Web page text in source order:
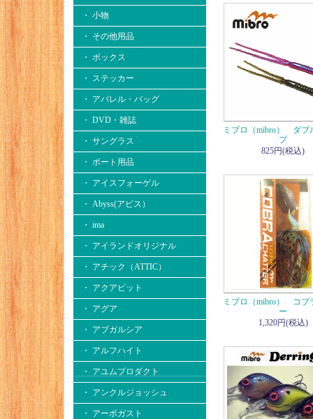
・ 小物
・ その他用品
・ ボックス
・ ステッカー
・ アパレル・バッグ
・ DVD・雑誌
・ サングラス
・ ボート用品
・ アイスフォーゲル
・ Abyss(アビス）
・ ima
・ アイランドオリジナル
・ アチック（ATTIC）
・ アクアビット
・ アグア
・ アブガルシア
・ アルフハイト
・ アユムプロダクト
・ アンクルジョッシュ
・ アーボガスト
ミブロ（mibro） ダブ
プ
825円(税込)
ミブロ（mibro） コブ
ー
1,320円(税込)